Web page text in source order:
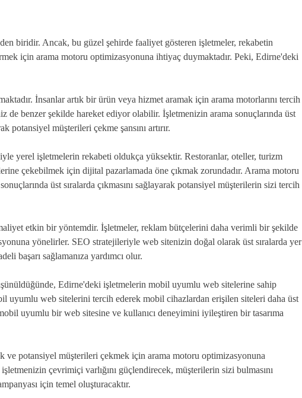
biridir. Ancak, bu güzel şehirde faaliyet gösteren işletmeler, rekabetin
için arama motoru optimizasyonuna ihtiyaç duymaktadır. Peki, Edirne'deki
İnsanlar artık bir ürün veya hizmet aramak için arama motorlarını tercih
de benzer şekilde hareket ediyor olabilir. İşletmenizin arama sonuçlarında üst
potansiyel müşterileri çekme şansını artırır.
yerel işletmelerin rekabeti oldukça yüksektir. Restoranlar, oteller, turizm
çekebilmek için dijital pazarlamada öne çıkmak zorundadır. Arama motoru
üst sıralarda çıkmasını sağlayarak potansiyel müşterilerin sizi tercih
etkin bir yöntemdir. İşletmeler, reklam bütçelerini daha verimli bir şekilde
yönelirler. SEO stratejileriyle web sitenizin doğal olarak üst sıralarda yer
başarı sağlamanıza yardımcı olur.
Edirne'deki işletmelerin mobil uyumlu web sitelerine sahip
uyumlu web sitelerini tercih ederek mobil cihazlardan erişilen siteleri daha üst
uyumlu bir web sitesine ve kullanıcı deneyimini iyileştiren bir tasarıma
ve potansiyel müşterileri çekmek için arama motoru optimizasyonuna
çevrimiçi varlığını güçlendirecek, müşterilerin sizi bulmasını
için temel oluşturacaktır.